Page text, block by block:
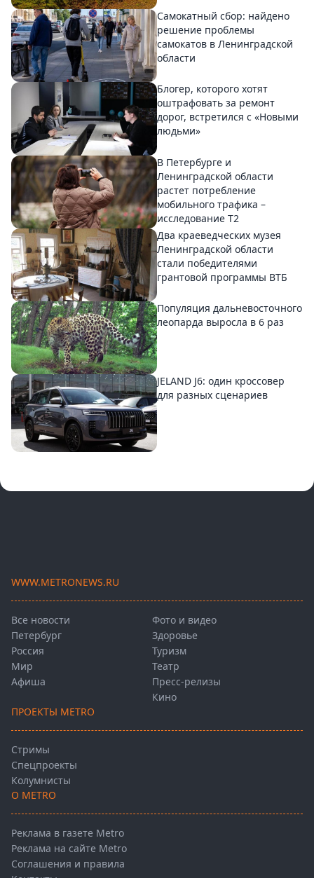
Самокатный сбор: найдено
решение проблемы
самокатов в Ленинградской
области
Блогер, которого хотят
оштрафовать за ремонт
дорог, встретился с «Новыми
людьми»
В Петербурге и
Ленинградской области
растет потребление
мобильного трафика –
исследование T2
Два краеведческих музея
Ленинградской области
стали победителями
грантовой программы ВТБ
Популяция дальневосточного
леопарда выросла в 6 раз
JELAND J6: один кроссовер
для разных сценариев
WWW.METRONEWS.RU
Все новости
Петербург
Россия
Мир
Афиша
Фото и видео
Здоровье
Туризм
Театр
Пресс-релизы
Кино
ПРОЕКТЫ METRO
Стримы
Спецпроекты
Колумнисты
О METRO
Реклама в газете Metro
Реклама на сайте Metro
Соглашения и правила